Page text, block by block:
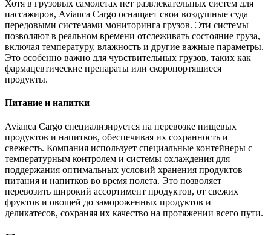
Хотя в грузовых самолетах нет развлекательных систем для
пассажиров, Avianca Cargo оснащает свои воздушные суда
передовыми системами мониторинга грузов. Эти системы
позволяют в реальном времени отслеживать состояние груза,
включая температуру, влажность и другие важные параметры.
Это особенно важно для чувствительных грузов, таких как
фармацевтические препараты или скоропортящиеся
продукты.
Питание и напитки
Avianca Cargo специализируется на перевозке пищевых
продуктов и напитков, обеспечивая их сохранность и
свежесть. Компания использует специальные контейнеры с
температурным контролем и системы охлаждения для
поддержания оптимальных условий хранения продуктов
питания и напитков во время полета. Это позволяет
перевозить широкий ассортимент продуктов, от свежих
фруктов и овощей до замороженных продуктов и
деликатесов, сохраняя их качество на протяжении всего пути.